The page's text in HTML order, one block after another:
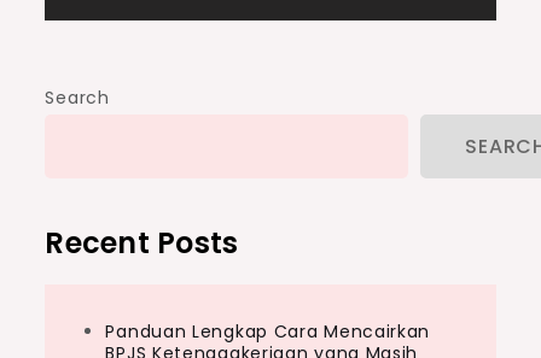
Search
Recent Posts
Panduan Lengkap Cara Mencairkan